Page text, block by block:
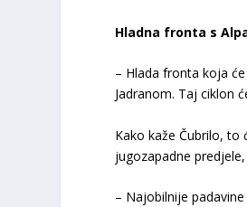
Hladna fronta s
– Hlada fronta koja
Jadranom. Taj ciklon
Kako kaže Čubrilo, to
jugozapadne
– Najobilnije